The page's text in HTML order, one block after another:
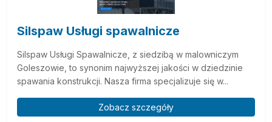
Silspaw Usługi spawalnicze
Silspaw Usługi Spawalnicze, z siedzibą w malowniczym
Goleszowie, to synonim najwyższej jakości w dziedzinie
spawania konstrukcji. Nasza firma specjalizuje się w...
Zobacz szczegóły